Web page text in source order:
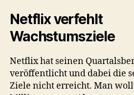
Netflix verfehlt
Wachstumsziele
Netflix hat seinen
veröffentlicht und dabei die
Ziele nicht erreicht. Man